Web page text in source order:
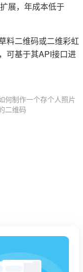
展，年成本低于
料二维码或二维彩虹
可基于其API接口进
何制作一个存个人照片
二维码